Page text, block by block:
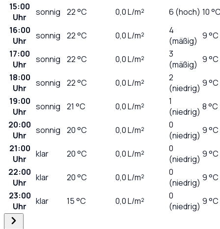
15:00
Uhr
sonnig 22°C 0,0L/m² 6 (hoch) 10
16:00
Uhr
sonnig 22°C 0,0L/m²
4
(mäßig) 9 °C
17:00
Uhr
sonnig 22°C 0,0L/m²
3
(mäßig) 9 °C
18:00
Uhr
sonnig 22°C 0,0L/m²
2
(niedrig) 9 °C
19:00
Uhr
sonnig 21 °C 0,0L/m²
1
(niedrig) 8 °C
20:00
Uhr
sonnig 20°C 0,0L/m²
0
(niedrig) 9 °C
21:00
Uhr
klar 20°C 0,0L/m²
0
(niedrig) 9 °C
22:00
Uhr
klar 20°C 0,0L/m²
0
(niedrig) 9 °C
23:00
Uhr
klar 15°C 0,0L/m²
0
(niedrig) 9 °C